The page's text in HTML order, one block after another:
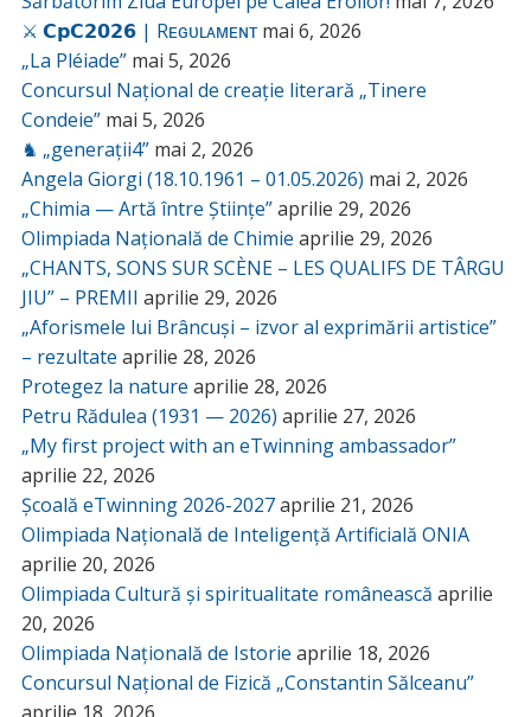
⚔️ 𝗖𝗽𝗖𝟮𝟬𝟮𝟲 | Rᴇɢᴜʟᴀᴍᴇɴᴛ mai 6, 2026
„La Pléiade” mai 5, 2026
Concursul Național de creație literară „Tinere
Condeie” mai 5, 2026
♞ „generații4” mai 2, 2026
Angela Giorgi (18.10.1961 – 01.05.2026) mai 2, 2026
„Chimia — Artă între Științe”aprilie 29, 2026
Olimpiada Națională de Chimie aprilie 29, 2026
„CHANTS, SONS SUR SCÈNE – LES QUALIFS DE TÂRGU
JIU” – PREMII aprilie 29, 2026
„Aforismele lui Brâncuși – izvor al exprimării artistice”
– rezultate aprilie 28, 2026
Protegez la nature aprilie 28, 2026
Petru Rădulea (1931 — 2026) aprilie 27, 2026
„My first project with an eTwinning ambassador”
aprilie 22, 2026
Școală eTwinning 2026-2027aprilie 21, 2026
Olimpiada Națională de Inteligență Artificială ONIA
aprilie 20, 2026
Olimpiada Cultură și spiritualitate românească aprilie
20, 2026
Olimpiada Națională de Istorie aprilie 18, 2026
Concursul Național de Fizică „Constantin Sălceanu”